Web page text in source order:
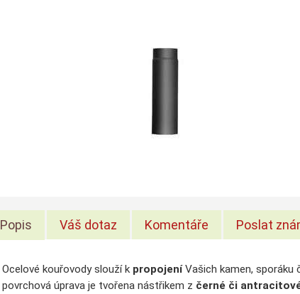
Popis Váš dotaz Komentáře Poslat
Ocelové kouřovody slouží kpropojeníVašich kamen, sporáku
povrchová úprava je tvořena nástřikem z černé či